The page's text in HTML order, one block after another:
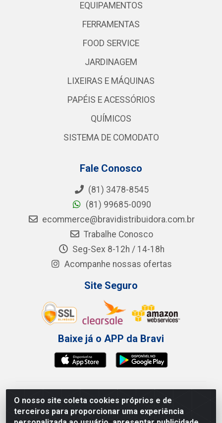
O nosso site coleta cookies próprios e de
terceiros para proporcionar uma experiência
EQUIPAMENTOS
FERRAMENTAS
FOOD SERVICE
JARDINAGEM
LIXEIRAS E MÁQUINAS
PAPÉIS E ACESSÓRIOS
QUÍMICOS
SISTEMA DE COMODATO
Fale Conosco
(81) 3478-8545
(81) 99685-0090
ecommerce@bravidistribuidora.com.br
Trabalhe Conosco
Seg-Sex 8-12h / 14-18h
Acompanhe nossas ofertas
Site Seguro
Baixe já o APP da Bravi
Bravi Consumíveis de Higiene e Descartáveis EIRELI -
CNPJ 19.457.137/0001-06
Av. Sul Gov. Cid Sampaio, 3125 - Galpão 000A -